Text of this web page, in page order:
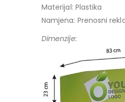
Materijal: Plastika
Namjena: Prenosni
Dimenzije: